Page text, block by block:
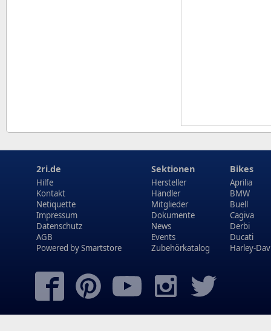
2ri.de
Hilfe
Kontakt
Netiquette
Impressum
Datenschutz
AGB
Powered bySmartstore
Sektionen
Hersteller
Händler
Mitglieder
Dokumente
News
Events
Zubehörkatalog
Bikes
Aprilia
BMW
Buell
Cagiva
Derbi
Ducati
Harley-